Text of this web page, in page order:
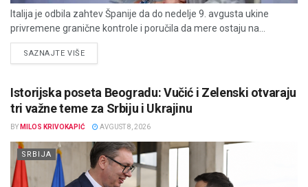
Italija je odbila zahtev Španije da do nedelje 9. avgusta ukine
privremene granične kontrole i poručila da mere ostaju na...
SAZNAJTE VIŠEDETAILS
Istorijska poseta Beogradu: Vučić i Zelenski otvaraju
tri važne teme za Srbiju i Ukrajinu
BY MILOS KRIVOKAPIĆ AVGUST 8, 2026
SRBIJA